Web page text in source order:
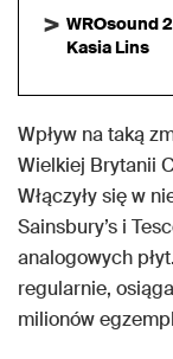
WROsound
Kasia Lins
Wpływ na taką
Wielkiej Brytanii
Włączyły się w
Sainsbury’s i
analogowych
regularnie,
milionów